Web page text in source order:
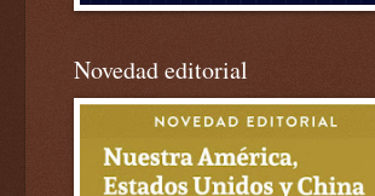
Novedad editorial